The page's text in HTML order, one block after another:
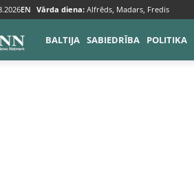
EN Vārda diena: Alfrēds, Madars, Fredis
BALTIJA SABIEDRĪBA POLITIKA